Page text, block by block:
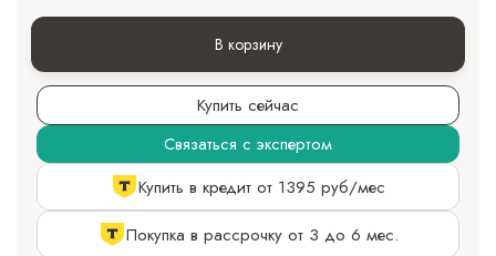
В корзину
Купить сейчас
Связаться с экспертом
Купить в кредит от 1395 руб/мес
Покупка в рассрочку от 3 до 6 мес.